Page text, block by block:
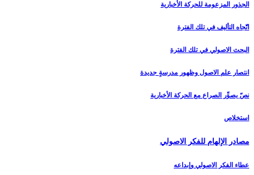
الجذور المزعومة للحركة الأخبارية
اتّجاه التأليف في تلك الفترة
البحث الاصولي في تلك الفترة
انتصار علم الاصول وظهور مدرسةٍ جديدة
نصّ يصوِّر الصراع مع الحركة الأخبارية
استخلاص
مصادر الإلهام للفكر الاصولي‏
عطاء الفكر الاصولي وإبداعه